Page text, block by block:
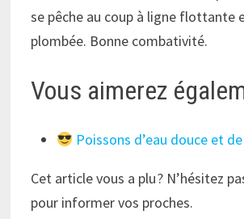
se pêche au coup à ligne flottante
plombée. Bonne combativité.
Vous aimerez
Poissons d’eau douce et
Cet article vous a plu ? N’hésitez
pour informer vos proches.